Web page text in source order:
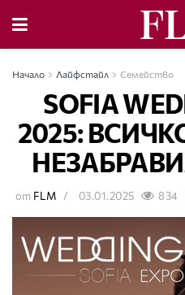
Начало Лайфстайл Семейство
SOFIA
2025:
от FLM 03.01.2025 834